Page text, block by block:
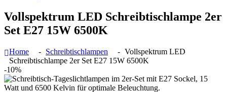
Vollspektrum LED Schreibtischlampe 2er
Set E27 15W 6500K
Home Schreibtischlampen
Vollspektrum LED
Schreibtischlampe 2er Set E27 15W 6500K
-10%